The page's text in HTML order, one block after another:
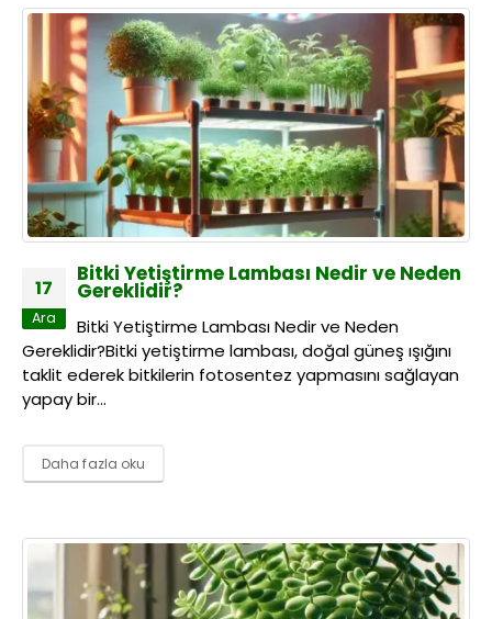
17
Ara
Bitki Yetiştirme Lambası Nedir ve Neden
Gereklidir?
Bitki Yetiştirme Lambası Nedir ve Neden
Gereklidir?Bitki yetiştirme lambası, doğal güneş ışığını
taklit ederek bitkilerin fotosentez yapmasını sağlayan
yapay bir...
Daha fazla oku